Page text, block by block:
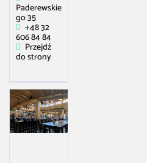
Paderewskie
go 35
+48 32
606 84 84
Przejdź
do strony